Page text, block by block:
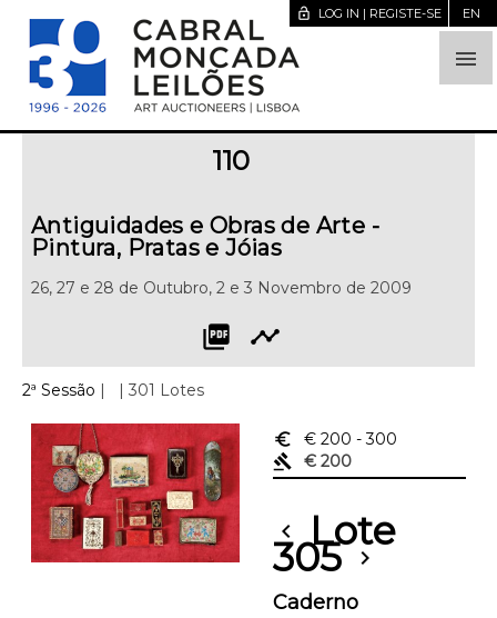

lock_open LOG IN | REGISTE-SE EN
110
Antiguidades e Obras de Arte -
Pintura, Pratas e Jóias
26, 27 e 28 de Outubro, 2 e 3 Novembro de 2009
picture_as_pdf timeline
2ª Sessão | | 301 Lotes
euro_symbol € 200 - 300
gavel
€ 200
chevron_left Lote
305 chevron_right
Caderno